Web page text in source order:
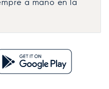
a mano en la